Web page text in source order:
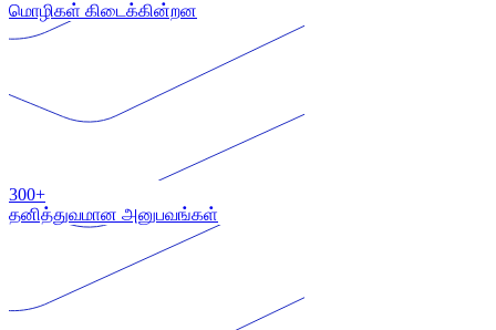
மொழிகள் கிடைக்கின்றன
300+
தனித்துவமான அனுபவங்கள்